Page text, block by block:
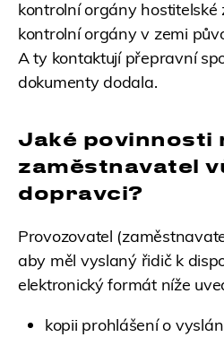
kontrolní orgány
kontrolní orgány v zemi
A ty kontaktují přepravní
dokumenty dodala.
Jaké povinnosti
zaměstnavatel
dopravci?
Provozovatel
aby měl vyslaný řidič k
elektronický formát níže
kopii prohlášení o